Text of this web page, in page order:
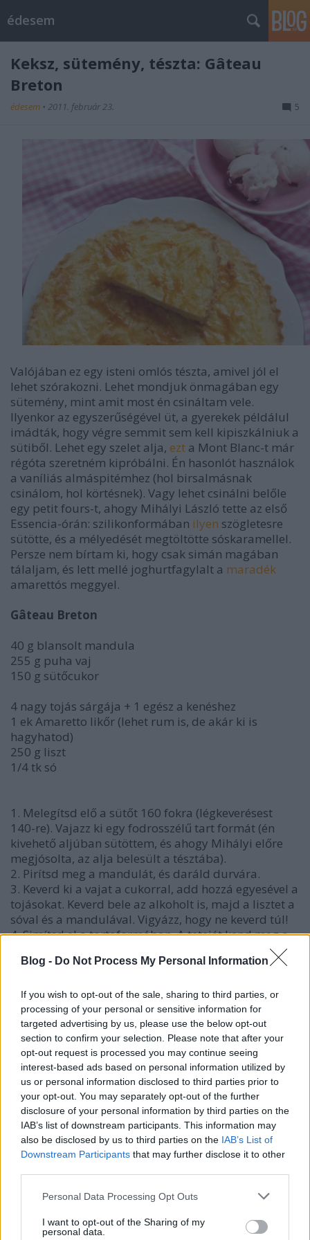
Blog - Do Not Process My Personal Information
If you wish to opt-out of the sale, sharing to third parties, or
processing of your personal or sensitive information for
targeted advertising by us, please use the below opt-out
section to confirm your selection. Please note that after your
opt-out request is processed you may continue seeing
interest-based ads based on personal information utilized by
us or personal information disclosed to third parties prior to
your opt-out. You may separately opt-out of the further
disclosure of your personal information by third parties on the
IAB’s list of downstream participants. This information may
also be disclosed by us to third parties on the IAB’s List of
Downstream Participants that may further disclose it to other
Please note that this website/app uses one or more Google
not limited to your visit or usage behaviour. You may click to
grant or deny consent to Google and its third-party tags to
Personal Data Processing Opt Outs
I want to opt-out of the Sharing of my
personal data.
édesem
Keksz, sütemény, tészta: Gâteau
Breton
édesem • 2011. február 23. 5
Valójában ez egy isteni omlós tészta, amivel jól el
lehet szórakozni. Lehet mondjuk önmagában egy
sütemény, mint amit most én csináltam vele.
Ilyenkor az egyszerűségével üt, a gyerekek példálul
imádták, hogy végre semmit sem kell kipiszkálniuk a
sütiből. Lehet egy szelet alja, ezt a Mont Blanc-t már
régóta szeretném kipróbálni. Én hasonlót használok
a vaníliás almáspitémhez (hol birsalmásnak
csinálom, hol körtésnek). Vagy lehet csinálni belőle
egy petit fours-t, ahogy Mihályi László tette az első
Essencia-órán: szilikonformában ilyen szögletesre
sütötte, és a mélyedését megtöltötte sóskaramellel.
Persze nem bírtam ki, hogy csak simán magában
tálaljam, és lett mellé joghurtfagylalt a maradék
amarettós meggyel.
Gâteau Breton
40 g blansolt mandula
255 g puha vaj
150 g sütőcukor
4 nagy tojás sárgája + 1 egész a kenéshez
1 ek Amaretto likőr (lehet rum is, de akár ki is
hagyhatod)
250 g liszt
1/4 tk só
1. Melegítsd elő a sütőt 160 fokra (légkeverésest
140-re). Vajazz ki egy fodrosszélű tart formát (én
kivehető aljúban sütöttem, és ahogy Mihályi előre
megjósolta, az alja belesült a tésztába).
2. Pirítsd meg a mandulát, és daráld durvára.
3. Keverd ki a vajat a cukorral, add hozzá egyesével a
tojásokat. Keverd bele az alkoholt is, majd a lisztet a
sóval és a mandulával. Vigyázz, hogy ne keverd túl!
4. Simítsd el a tortaformában. A tetejét kend meg a
barnára süljön, és a közepe is megszilárduljon (ha
5. Ha a fagylaltot is meg szeretnéd csinálni, keverj ki
80 g cukrot 400 g joghurtban. Tedd a fagylaltgépbe,
és ha kész, az utolsó egy-két keverésnél dobd bele a
meggyet is.
Süti recept: Rose Levy Beranbaum: Rose's Heavenly
Cakes
Címkék:fagylalt sütemény omlós tészta kezdőknek is
délutáni vendégség